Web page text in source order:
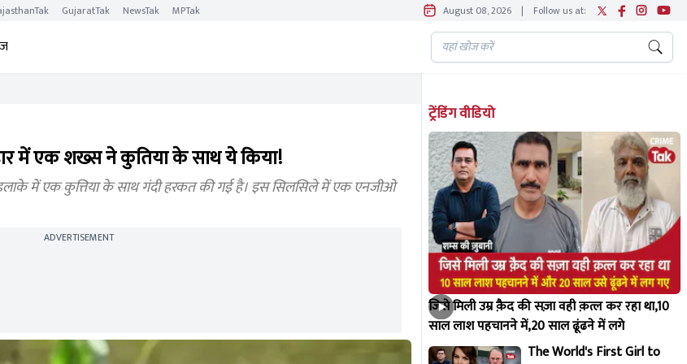
GujaratTak NewsTak MPTak August 08, 2026 | Follow us at:
में एक शख्स ने कुतिया के साथ ये किया!
में एक कुत्तिया के साथ गंदी हरकत की गई है। इस सिलसिले में एक एनजीओ
ADVERTISEMENT
ट्रेंडिंग वीडियो
जिसे मिली उम्र क़ैद की सज़ा वही क़त्ल कर रहा था,10
साल लाश पहचानने में,20 साल ढूंढने में लगे
The World's First Girl to